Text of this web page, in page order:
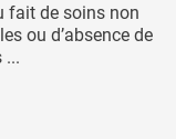
fait de soins non
ou d’absence de
...